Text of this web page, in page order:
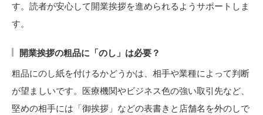
す。読者が安心して開業挨拶を進められるようサポートしま
す。
開業挨拶の粗品に「のし」は必要？
粗品にのし紙を付けるかどうかは、相手や業種によって判断
が望ましいです。医療機関やビジネス色の強い取引先など、
堅めの相手には「御挨拶」などの表書きと店舗名を外のしで